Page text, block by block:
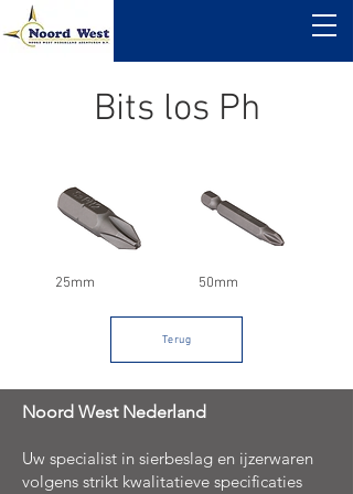
Bits los Ph
25mm 50mm
Terug
Noord West Nederland
Uw specialist in sierbeslag en ijzerwaren
volgens strikt kwalitatieve specificaties